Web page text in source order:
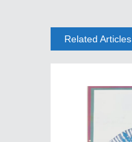
Related Articles